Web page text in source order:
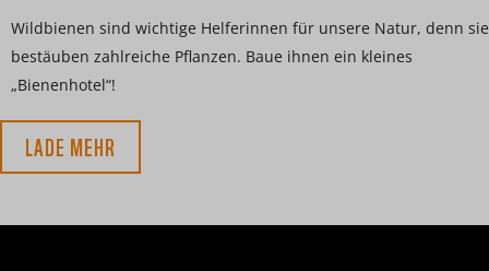
Wildbienen sind wichtige Helferinnen für unsere Natur, denn sie
bestäuben zahlreiche Pflanzen. Baue ihnen ein kleines
„Bienenhotel“!
LADE MEHR